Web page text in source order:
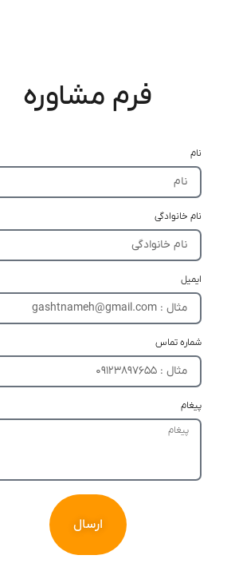
فرم مشاوره
نام
نام خانوادگی
ایمیل
شماره تماس
پیغام
ارسال